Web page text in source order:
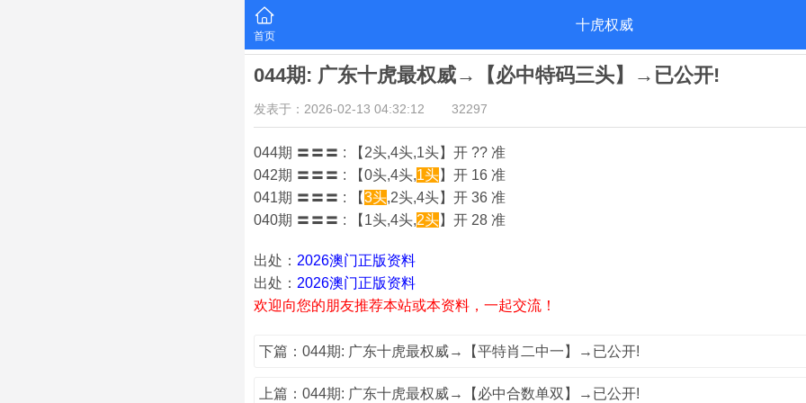
首页
十虎权威
044期: 广东十虎最权威→【必中特码三头】→已公开!
发表于：2026-02-13 04:32:12 32297
044期 〓〓〓 : 【2头,4头,1头】开 ?? 准
042期 〓〓〓 : 【0头,4头,1头】开 16 准
041期 〓〓〓 : 【3头,2头,4头】开 36 准
040期 〓〓〓 : 【1头,4头,2头】开 28 准
出处： 2026澳门正版资料
出处： 2026澳门正版资料
欢迎向您的朋友推荐本站或本资料，一起交流！
下篇：044期: 广东十虎最权威→【平特肖二中一】→已公开!
上篇：044期: 广东十虎最权威→【必中合数单双】→已公开!